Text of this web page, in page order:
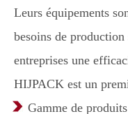
Leurs équipements
besoins de
entreprises une
HIJPACK est un
Gamme de